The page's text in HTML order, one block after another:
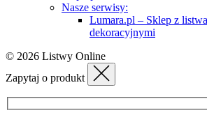
Nasze serwisy:
Lumara.pl – Sklep z
dekoracyjnymi
© 2026 Listwy Online
Zapytaj o produkt